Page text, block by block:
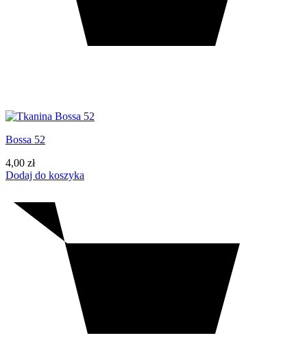
Bossa 52
4,00 zł
Dodaj do koszyka